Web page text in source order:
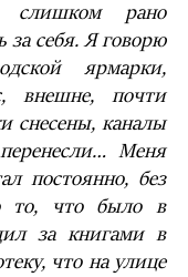
слишком рано
за себя. Я говорю
ярмарки,
внешне, почти
снесены, каналы
Меня
постоянно, без
то, что было в
за книгами в
что на улице